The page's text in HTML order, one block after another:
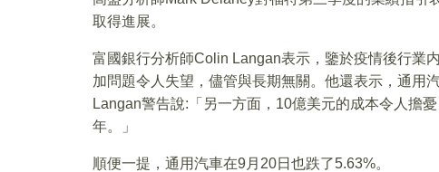
取得進展。
富國銀行分析師Colin Langan表示，鑒於疫情後行業
加問題令人失望，儘管與長期無關。他還表示，通用
Langan警告說:「另一方面，10億美元的成本令人擔
年。」
順便一提，通用汽車在9月20日也跌了5.63%。